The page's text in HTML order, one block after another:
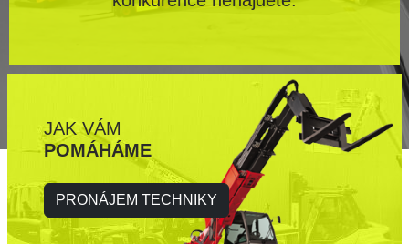
JAK VÁM
POMÁHÁME
PRONÁJEM TECHNIKY